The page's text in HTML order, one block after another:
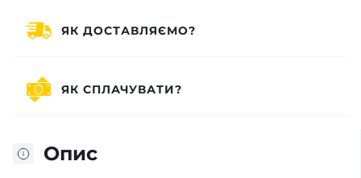
Опис
ЯК ДОСТАВЛЯЄМО?
ЯК СПЛАЧУВАТИ?